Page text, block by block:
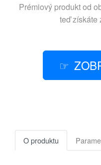
Prémiový produkt od
teď získáte
O produktu